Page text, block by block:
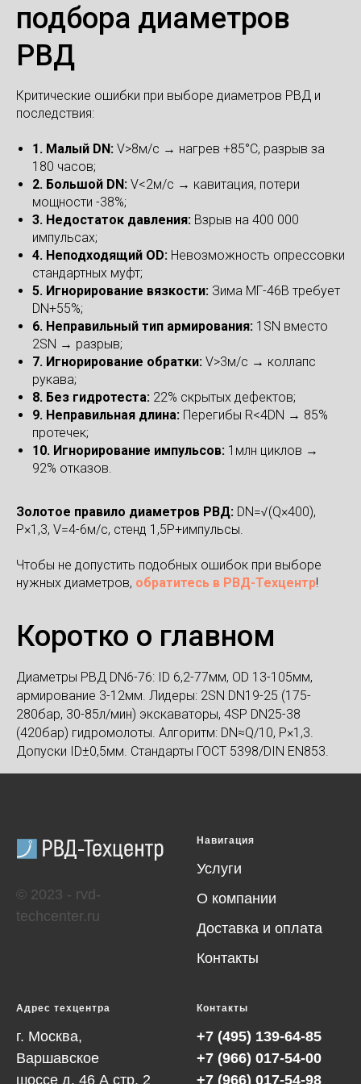
подбора диаметров
РВД
Критические ошибки при выборе диаметров РВД и
последствия:
1. Малый DN: V>8м/с → нагрев +85°C, разрыв за
180 часов;
2. Большой DN: V<2м/с → кавитация, потери
мощности -38%;
3. Недостаток давления: Взрыв на 400 000
импульсах;
4. Неподходящий OD: Невозможность опрессовки
стандартных муфт;
5. Игнорирование вязкости: Зима МГ-46В требует
DN+55%;
6. Неправильный тип армирования: 1SN вместо
2SN → разрыв;
7. Игнорирование обратки: V>3м/с → коллапс
рукава;
8. Без гидротеста: 22% скрытых дефектов;
9. Неправильная длина: Перегибы R<4DN → 85%
протечек;
10. Игнорирование импульсов: 1млн циклов →
92% отказов.
Золотое правило диаметров РВД: DN=√(Q×400),
P×1,3, V=4-6м/с, стенд 1,5P+импульсы.
Чтобы не допустить подобных ошибок при выборе
нужных диаметров, обратитесь в РВД-Техцентр!
Коротко о главном
Диаметры РВД DN6-76: ID 6,2-77мм, OD 13-105мм,
армирование 3-12мм. Лидеры: 2SN DN19-25 (175-
280бар, 30-85л/мин) экскаваторы, 4SP DN25-38
(420бар) гидромолоты. Алгоритм: DN≈Q/10, P×1,3.
Допуски ID±0,5мм. Стандарты ГОСТ 5398/DIN EN853.
© 2023 - rvd-
techcenter.ru
Навигация
Услуги
О компании
Доставка и оплата
Контакты
Адрес техцентра
г. Москва,
Варшавское
шоссе д. 46 А cтр. 2
Контакты
+7 (495) 139-64-85
+7 (966) 017-54-00
+7 (966) 017-54-98